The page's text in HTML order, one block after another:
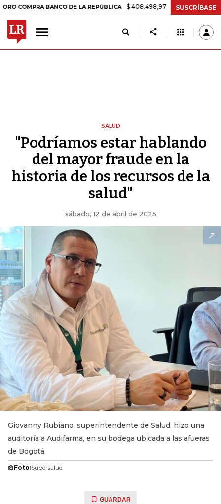
BANCO DE LA REPÚBLICA $ 408.498,97 +$ 8.753,81 +2,19%
SUSCRÍBASE
SALUD
"Podríamos estar hablando
del mayor fraude en la
historia de los recursos de la
salud"
sábado, 12 de abril de 2025
Giovanny Rubiano, superintendente de Salud, hizo una
auditoría a Audifarma, en su bodega ubicada a las afueras
de Bogotá.
Foto:Supersalud
GUARDAR